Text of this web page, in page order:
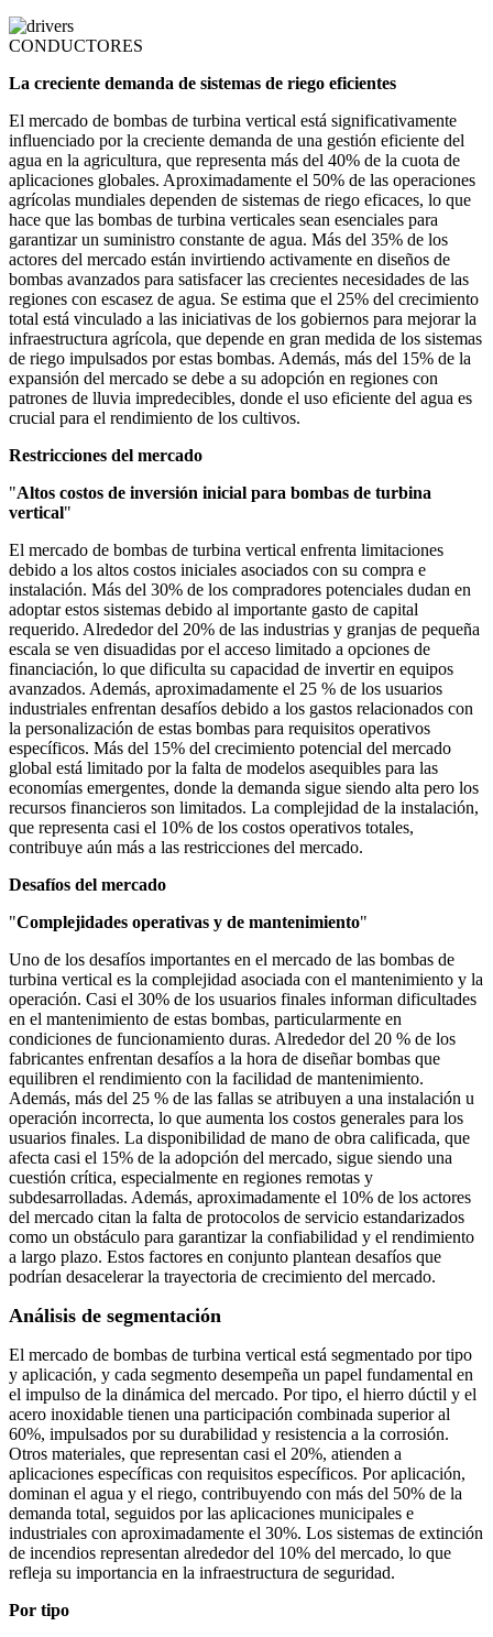
CONDUCTORES
La creciente demanda de sistemas de riego eficientes
El mercado de bombas de turbina vertical está significativamente
influenciado por la creciente demanda de una gestión eficiente del
agua en la agricultura, que representa más del 40% de la cuota de
aplicaciones globales. Aproximadamente el 50% de las operaciones
agrícolas mundiales dependen de sistemas de riego eficaces, lo que
hace que las bombas de turbina verticales sean esenciales para
garantizar un suministro constante de agua. Más del 35% de los
actores del mercado están invirtiendo activamente en diseños de
bombas avanzados para satisfacer las crecientes necesidades de las
regiones con escasez de agua. Se estima que el 25% del crecimiento
total está vinculado a las iniciativas de los gobiernos para mejorar la
infraestructura agrícola, que depende en gran medida de los sistemas
de riego impulsados ​​por estas bombas. Además, más del 15% de la
expansión del mercado se debe a su adopción en regiones con
patrones de lluvia impredecibles, donde el uso eficiente del agua es
crucial para el rendimiento de los cultivos.
Restricciones del mercado
"Altos costos de inversión inicial para bombas de turbina
vertical"
El mercado de bombas de turbina vertical enfrenta limitaciones
debido a los altos costos iniciales asociados con su compra e
instalación. Más del 30% de los compradores potenciales dudan en
adoptar estos sistemas debido al importante gasto de capital
requerido. Alrededor del 20% de las industrias y granjas de pequeña
escala se ven disuadidas por el acceso limitado a opciones de
financiación, lo que dificulta su capacidad de invertir en equipos
avanzados. Además, aproximadamente el 25 % de los usuarios
industriales enfrentan desafíos debido a los gastos relacionados con
la personalización de estas bombas para requisitos operativos
específicos. Más del 15% del crecimiento potencial del mercado
global está limitado por la falta de modelos asequibles para las
economías emergentes, donde la demanda sigue siendo alta pero los
recursos financieros son limitados. La complejidad de la instalación,
que representa casi el 10% de los costos operativos totales,
contribuye aún más a las restricciones del mercado.
Desafíos del mercado
"Complejidades operativas y de mantenimiento"
Uno de los desafíos importantes en el mercado de las bombas de
turbina vertical es la complejidad asociada con el mantenimiento y la
operación. Casi el 30% de los usuarios finales informan dificultades
en el mantenimiento de estas bombas, particularmente en
condiciones de funcionamiento duras. Alrededor del 20 % de los
fabricantes enfrentan desafíos a la hora de diseñar bombas que
equilibren el rendimiento con la facilidad de mantenimiento.
Además, más del 25 % de las fallas se atribuyen a una instalación u
operación incorrecta, lo que aumenta los costos generales para los
usuarios finales. La disponibilidad de mano de obra calificada, que
afecta casi el 15% de la adopción del mercado, sigue siendo una
cuestión crítica, especialmente en regiones remotas y
subdesarrolladas. Además, aproximadamente el 10% de los actores
del mercado citan la falta de protocolos de servicio estandarizados
como un obstáculo para garantizar la confiabilidad y el rendimiento
a largo plazo. Estos factores en conjunto plantean desafíos que
podrían desacelerar la trayectoria de crecimiento del mercado.
Análisis de segmentación
El mercado de bombas de turbina vertical está segmentado por tipo
y aplicación, y cada segmento desempeña un papel fundamental en
el impulso de la dinámica del mercado. Por tipo, el hierro dúctil y el
acero inoxidable tienen una participación combinada superior al
60%, impulsados ​​por su durabilidad y resistencia a la corrosión.
Otros materiales, que representan casi el 20%, atienden a
aplicaciones específicas con requisitos específicos. Por aplicación,
dominan el agua y el riego, contribuyendo con más del 50% de la
demanda total, seguidos por las aplicaciones municipales e
industriales con aproximadamente el 30%. Los sistemas de extinción
de incendios representan alrededor del 10% del mercado, lo que
refleja su importancia en la infraestructura de seguridad.
Por tipo